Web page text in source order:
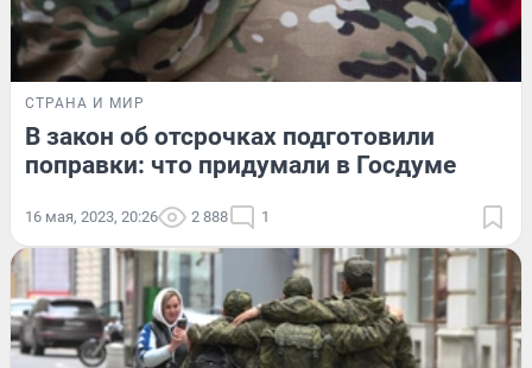
СТРАНА И МИР
В закон об отсрочках подготовили
поправки: что придумали в Госдуме
16 мая, 2023, 20:26 2 888 1